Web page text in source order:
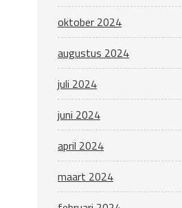
oktober 2024
augustus 2024
juli 2024
juni 2024
april 2024
maart 2024